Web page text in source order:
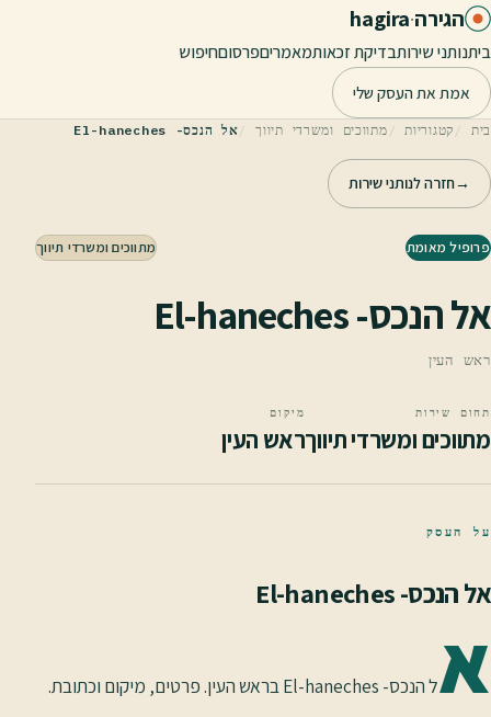
דלג לתוכן הראשי
הגירה·
hagira
ביתנותני שירותבדיקת זכאותמאמריםפרסוםחיפוש
אמת את העסק שלי
בית קטגוריות מתווכים ומשרדי תיווך אל הנכס- El-haneches
→חזרה לנותני שירות
פרופיל מאומת מתווכים ומשרדי תיווך
אל הנכס- El-haneches
ראש העין
תחום שירות
מתווכים ומשרדי תיווך
מיקום
ראש העין
על העסק
אל הנכס- El-haneches
אל הנכס- El-haneches בראש העין. פרטים, מיקום וכתובת.